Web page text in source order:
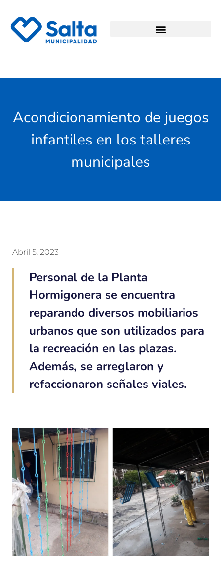
Acondicionamiento de juegos
infantiles en los talleres
municipales
Abril 5, 2023
Personal de la Planta
Hormigonera se encuentra
reparando diversos mobiliarios
urbanos que son utilizados para
la recreación en las plazas.
Además, se arreglaron y
refaccionaron señales viales.